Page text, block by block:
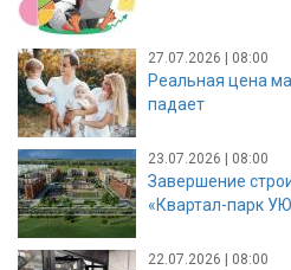
27.07.2026 | 08:00
Реальная цена
падает
23.07.2026 | 08:00
Завершение
«Квартал-парк
22.07.2026 | 08:00